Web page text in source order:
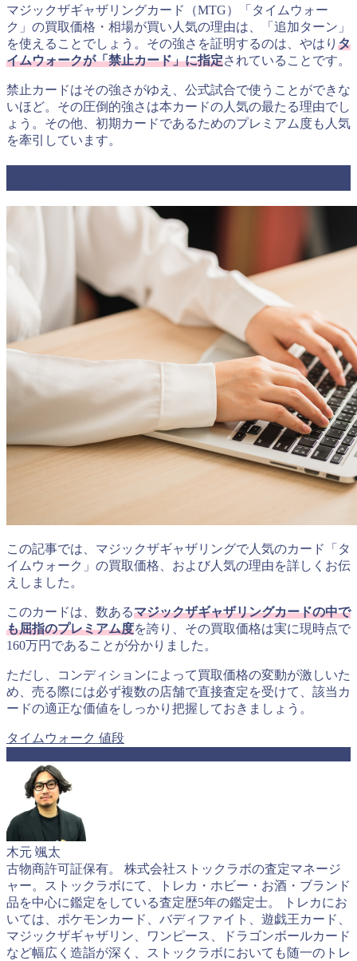
マジックザギャザリングカード（MTG）「タイムウォー
ク」の買取価格・相場が買い人気の理由は、「追加ターン」
を使えることでしょう。その強さを証明するのは、やはり タ
イムウォークが「禁止カード」に指定されていることです。
禁止カードはその強さがゆえ、公式試合で使うことができな
いほど。その圧倒的強さは本カードの人気の最たる理由でし
ょう。その他、初期カードであるためのプレミアム度も人気
を牽引しています。
この記事では、マジックザギャザリングで人気のカード「タ
イムウォーク」の買取価格、および人気の理由を詳しくお伝
えしました。
このカードは、数あるマジックザギャザリングカードの中で
も屈指のプレミアム度を誇り、その買取価格は実に現時点で
160万円であることが分かりました。
ただし、コンディションによって買取価格の変動が激しいた
め、売る際には必ず複数の店舗で直接査定を受けて、該当カ
ードの適正な価値をしっかり把握しておきましょう。
タイムウォーク 値段
木元 颯太
古物商許可証保有。 株式会社ストックラボの査定マネージ
ャー。ストックラボにて、トレカ・ホビー・お酒・ブランド
品を中心に鑑定をしている査定歴5年の鑑定士。 トレカにお
いては、ポケモンカード、バディファイト、遊戯王カード、
マジックザギャザリン、ワンピース、ドラゴンボールカード
など幅広く造詣が深く、ストックラボにおいても随一のトレ